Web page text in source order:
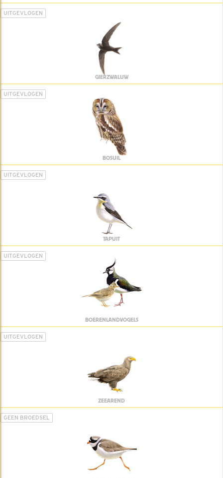
UITGEVLOGEN
GIERZWALUW
UITGEVLOGEN
BOSUIL
UITGEVLOGEN
TAPUIT
UITGEVLOGEN
BOERENLANDVOGELS
UITGEVLOGEN
ZEEAREND
GEEN BROEDSEL